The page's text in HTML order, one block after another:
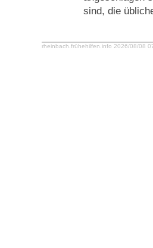
sind, die
rheinbach.frühehilfen.info 2026/08/08